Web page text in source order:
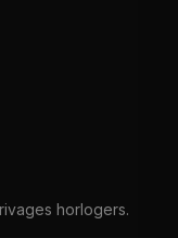
horlogers.